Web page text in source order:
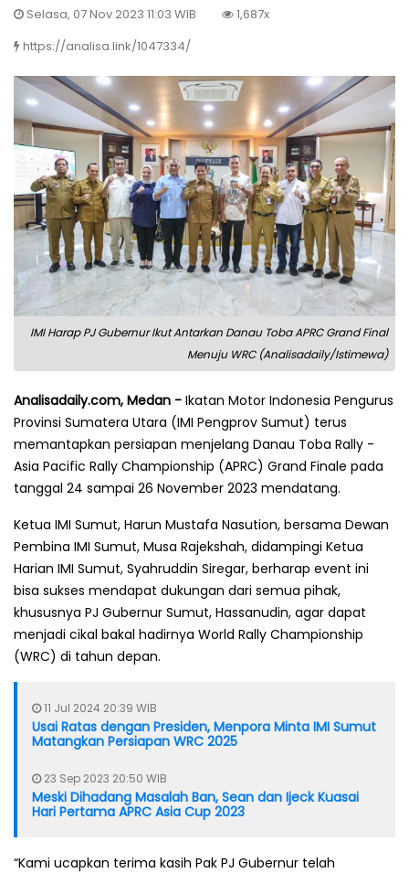
Selasa, 07 Nov 2023 11:03 WIB
1,687x
https://analisa.link/1047334/
IMI Harap PJ Gubernur Ikut Antarkan Danau Toba APRC Grand Final
Menuju WRC (Analisadaily/Istimewa)
Analisadaily.com, Medan - Ikatan Motor Indonesia Pengurus
Provinsi Sumatera Utara (IMI Pengprov Sumut) terus
memantapkan persiapan menjelang Danau Toba Rally -
Asia Pacific Rally Championship (APRC) Grand Finale pada
tanggal 24 sampai 26 November 2023 mendatang.
Ketua IMI Sumut, Harun Mustafa Nasution, bersama Dewan
Pembina IMI Sumut, Musa Rajekshah, didampingi Ketua
Harian IMI Sumut, Syahruddin Siregar, berharap event ini
bisa sukses mendapat dukungan dari semua pihak,
khususnya PJ Gubernur Sumut, Hassanudin, agar dapat
menjadi cikal bakal hadirnya World Rally Championship
(WRC) di tahun depan.
11 Jul 2024 20:39 WIB
Usai Ratas dengan Presiden, Menpora Minta IMI Sumut
Matangkan Persiapan WRC 2025
23 Sep 2023 20:50 WIB
Meski Dihadang Masalah Ban, Sean dan Ijeck Kuasai
Hari Pertama APRC Asia Cup 2023
“Kami ucapkan terima kasih Pak PJ Gubernur telah